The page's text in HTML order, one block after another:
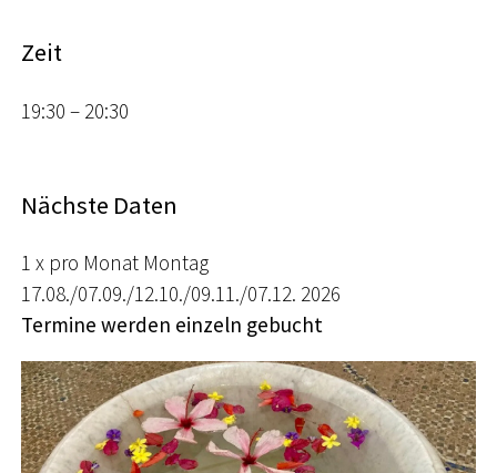
Zeit
19:30 – 20:30
Nächste Daten
1 x pro Monat Montag
17.08./07.09./12.10./09.11./07.12. 2026
Termine werden einzeln gebucht